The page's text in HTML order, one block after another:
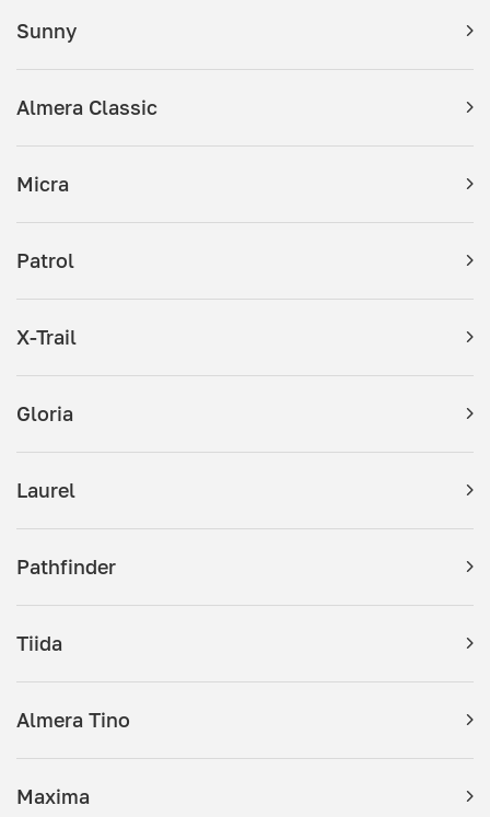
Sunny
Almera Classic
Micra
Patrol
X-Trail
Gloria
Laurel
Pathfinder
Tiida
Almera Tino
Maxima